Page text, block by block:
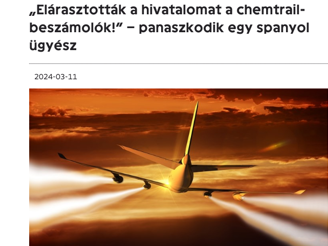
„Elárasztották a hivatalomat a chemtrail-
beszámolók!” – panaszkodik egy spanyol
ügyész
2024-03-11